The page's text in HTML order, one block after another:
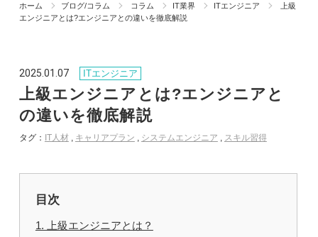
ホーム ブログ/コラム コラム IT業界 ITエンジニア
上級
エンジニアとは?エンジニアとの違いを徹底解説
2025.01.07 ITエンジニア
上級エンジニアとは?エンジニアと
の違いを徹底解説
タグ： IT人材 キャリアプラン システムエンジニア スキル習得
目次
1. 上級エンジニアとは？